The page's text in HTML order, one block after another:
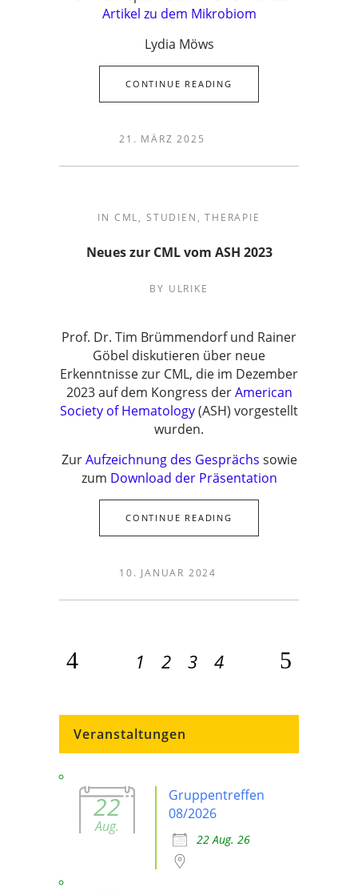
Artikel zu dem Mikrobiom
Lydia Möws
CONTINUE READING
21. MÄRZ 2025
IN CML, STUDIEN ,THERAPIE
Neues zur CML vom ASH 2023
BY ULRIKE
Prof. Dr. Tim Brümmendorf und Rainer
Göbel diskutieren über neue
Erkenntnisse zur CML, die im Dezember
2023 auf dem Kongress derAmerican
Society of Hematology(ASH) vorgestellt
wurden.
ZurAufzeichnung des Gesprächs sowie
zum Download der Präsentation
CONTINUE READING
10. JANUAR 2024
1 2 3 4
Veranstaltungen
22
Aug.
Gruppentreffen
08/2026
22 Aug. 26